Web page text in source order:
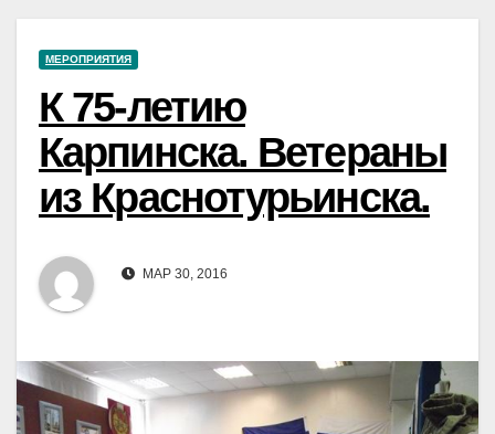
МЕРОПРИЯТИЯ
К 75-летию
Карпинска. Ветераны
из Краснотурьинска.
МАР 30, 2016